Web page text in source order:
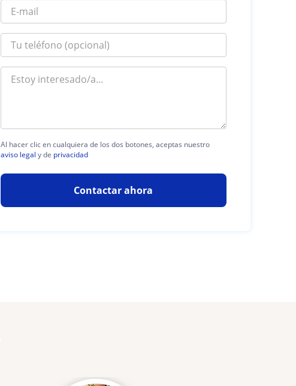
Al hacer clic en cualquiera de los dos botones, aceptas nuestro
aviso legal y de privacidad
Contactar ahora